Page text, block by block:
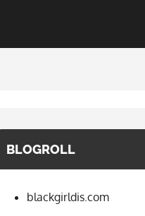
BLOGROLL
blackgirldis.com